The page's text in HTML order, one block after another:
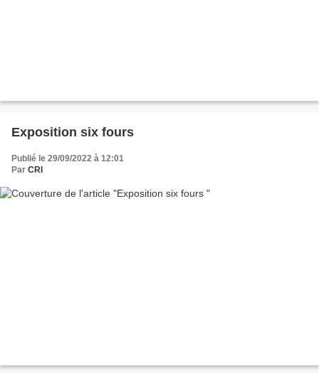
Exposition six fours
Publié le 29/09/2022 à 12:01
Par CRI